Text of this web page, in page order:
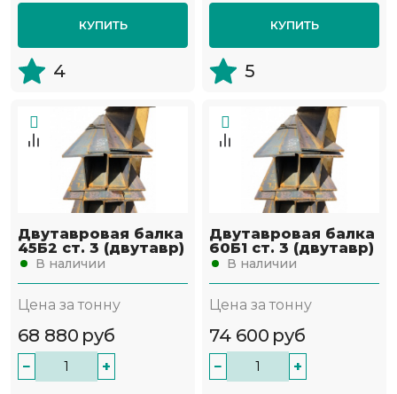
КУПИТЬ
4
КУПИТЬ
5
Двутавровая балка
45Б2 ст. 3 (двутавр)
В наличии
Цена за тонну
68 880 руб
− +
Двутавровая балка
60Б1 ст. 3 (двутавр)
В наличии
Цена за тонну
74 600 руб
− +